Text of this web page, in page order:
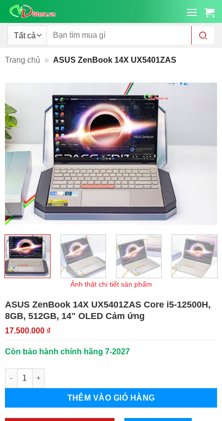
qua
dung
Tìm
Trang chủ » ASUS ZenBook 14X UX5401ZAS
Ảnh thật chi tiết sản phẩm
ASUS ZenBook 14X UX5401ZAS Core i5-12500H,
8GB, 512GB, 14" OLED Cảm ứng
17.500.000 ₫
Còn bảo hành chính hãng 7-2027
ASUS ZenBook 14X UX5401ZAS số lượng
THÊM VÀO GIỎ HÀNG